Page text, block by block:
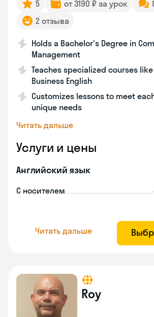
5 от 3190 ₽ за урок
2 отзыва
Holds a Bachelor's Degree in
Management
Teaches specialized courses like
Business English
Customizes lessons to meet
unique needs
Читать дальше
Услуги и цены
Английский язык
С носителем
Читать дальше
Roy